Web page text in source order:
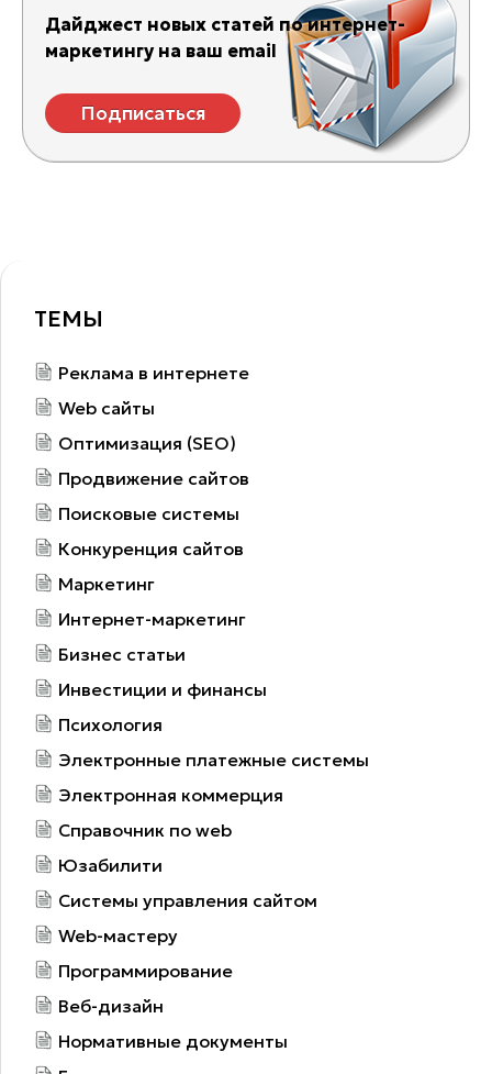
Дайджест новых статей по интернет-
маркетингу на ваш email
Подписаться
ТЕМЫ
Реклама в интернете
Web сайты
Оптимизация (SEO)
Продвижение сайтов
Поисковые системы
Конкуренция сайтов
Маркетинг
Интернет-маркетинг
Бизнес статьи
Инвестиции и финансы
Психология
Электронные платежные системы
Электронная коммерция
Справочник по web
Юзабилити
Системы управления сайтом
Web-мастеру
Программирование
Веб-дизайн
Нормативные документы